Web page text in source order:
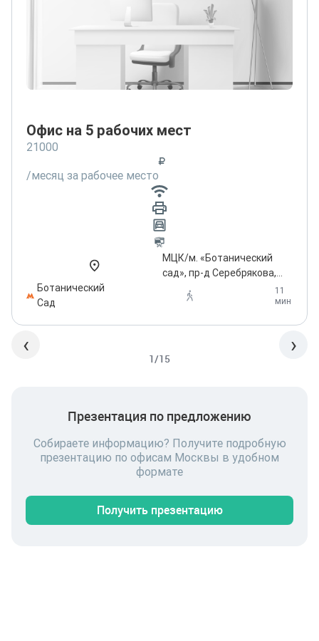
Офис на 5 рабочих мест
21000
/месяц за рабочее место
МЦК/м. «Ботанический
сад», пр-д Серебрякова,
14с15
Ботанический
Сад
11
мин
‹ ›
1/15
Презентация по предложению
Собираете информацию? Получите подробную
презентацию по офисам Москвы в удобном
формате
Получить презентацию